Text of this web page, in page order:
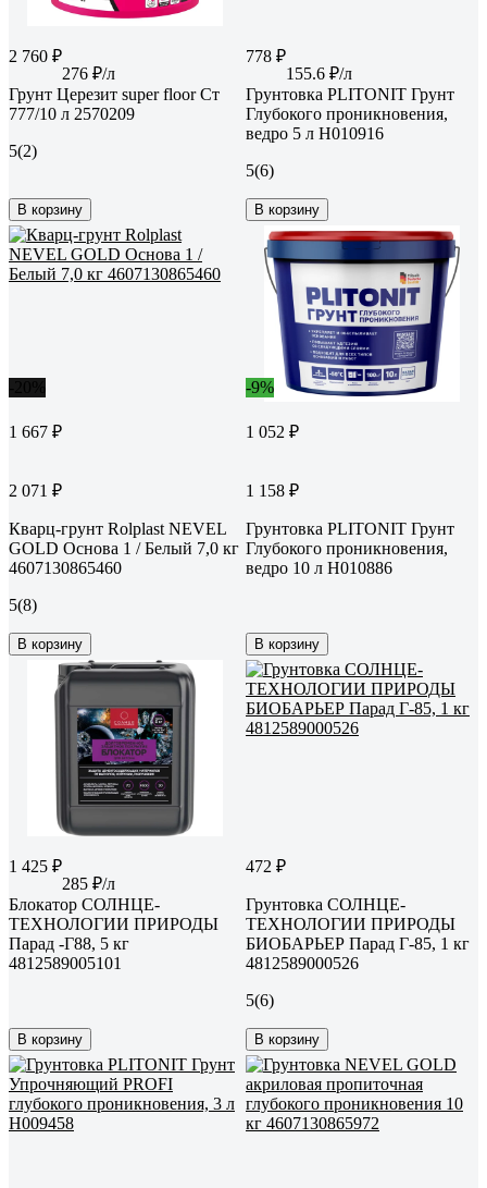
2 760 ₽
276 ₽/л
Грунт Церезит super floor Ст
777/10 л 2570209
5(2)
В корзину
778 ₽
155.6 ₽/л
Грунтовка PLITONIT Грунт
Глубокого проникновения,
ведро 5 л Н010916
5(6)
В корзину
1 667 ₽
2 071 ₽
Кварц-грунт Rolplast NEVEL
GOLD Основа 1 / Белый 7,0 кг
4607130865460
5(8)
В корзину
-9%
1 052 ₽
1 158 ₽
Грунтовка PLITONIT Грунт
Глубокого проникновения,
ведро 10 л Н010886
В корзину
1 425 ₽
285 ₽/л
Блокатор СОЛНЦЕ-
ТЕХНОЛОГИИ ПРИРОДЫ
Парад -Г88, 5 кг
4812589005101
В корзину
472 ₽
Грунтовка СОЛНЦЕ-
ТЕХНОЛОГИИ ПРИРОДЫ
БИОБАРЬЕР Парад Г-85, 1 кг
4812589000526
5(6)
В корзину